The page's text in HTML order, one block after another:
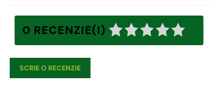
0 RECENZIE(I)
SCRIE O RECENZIE